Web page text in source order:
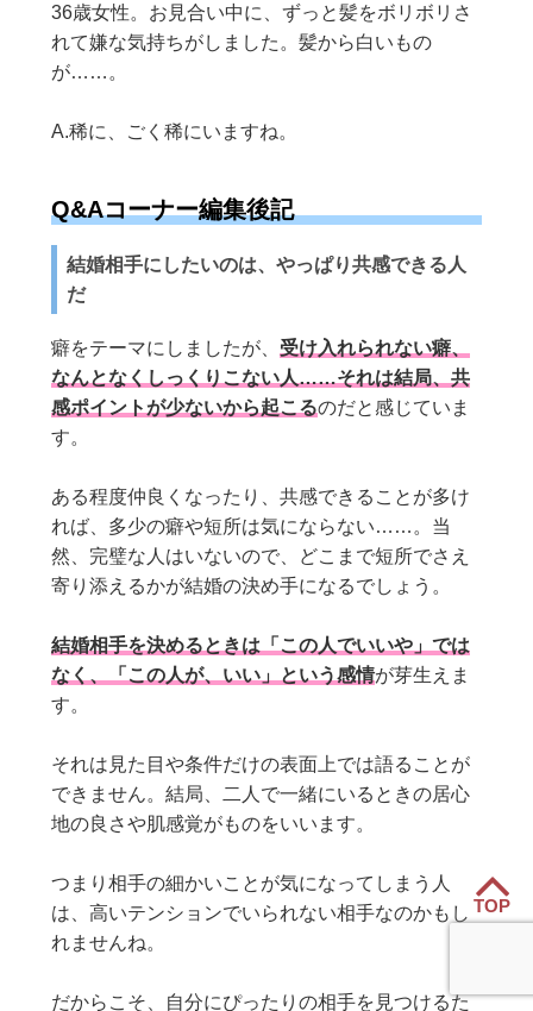
36歳女性。お見合い中に、ずっと髪をボリボリさ
れて嫌な気持ちがしました。髪から白いもの
が……。
A.稀に、ごく稀にいますね。
Q&Aコーナー編集後記
結婚相手にしたいのは、やっぱり共感できる人
だ
癖をテーマにしましたが、 受け入れられない癖、
なんとなくしっくりこない人……それは結局、共
感ポイントが少ないから起こるのだと感じていま
す。
ある程度仲良くなったり、共感できることが多け
れば、多少の癖や短所は気にならない……。当
然、完璧な人はいないので、どこまで短所でさえ
寄り添えるかが結婚の決め手になるでしょう。
結婚相手を決めるときは「この人でいいや」では
なく、「この人が、いい」という感情が芽生えま
す。
それは見た目や条件だけの表面上では語ることが
できません。結局、二人で一緒にいるときの居心
地の良さや肌感覚がものをいいます。
つまり相手の細かいことが気になってしまう人
は、高いテンションでいられない相手なのかもし
れませんね。
だからこそ、自分にぴったりの相手を見つけるた
TOP